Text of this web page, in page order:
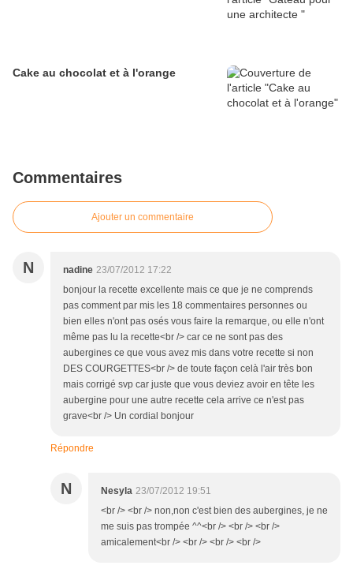
Cake au chocolat et à l'orange
Commentaires
Ajouter un commentaire
N nadine 23/07/2012 17:22
bonjour la recette excellente mais ce que je ne comprends
pas comment par mis les 18 commentaires personnes ou
bien elles n'ont pas osés vous faire la remarque, ou elle n'ont
même pas lu la recette<br /> car ce ne sont pas des
aubergines ce que vous avez mis dans votre recette si non
DES COURGETTES<br /> de toute façon celà l'air très bon
mais corrigé svp car juste que vous deviez avoir en tête les
aubergine pour une autre recette cela arrive ce n'est pas
grave<br /> Un cordial bonjour
Répondre
N Nesyla 23/07/2012 19:51
<br /> <br /> non,non c'est bien des aubergines, je ne
me suis pas trompée ^^<br /> <br /> <br />
amicalement<br /> <br /> <br /> <br />